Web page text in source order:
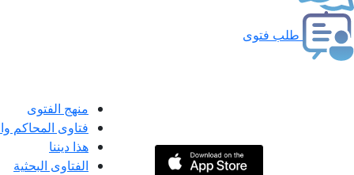
طلب فتوى
منهج الفتوى
فتاوى المحاكم
هذا ديننا
الفتاوى البحثية